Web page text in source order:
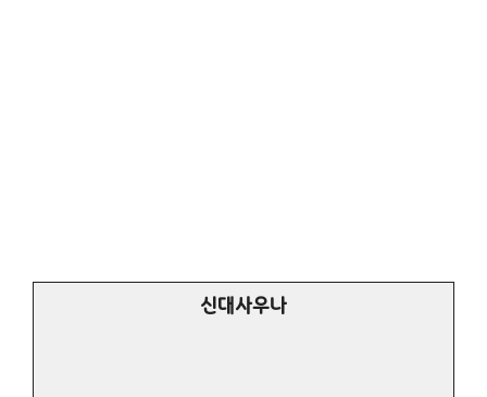
신대사우나